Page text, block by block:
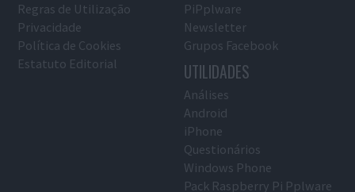
Regras de Utilização
Privacidade
Política de Cookies
Estatuto Editorial
PiPplware
Newsletter
Grupos Facebook
UTILIDADES
Análises
Android
iPhone
Questionários
Windows Phone
Pack Raspberry Pi Pplware